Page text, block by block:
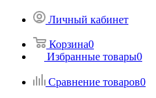
Личный кабинет
Корзина0
Избранные товары0
Сравнение товаров0